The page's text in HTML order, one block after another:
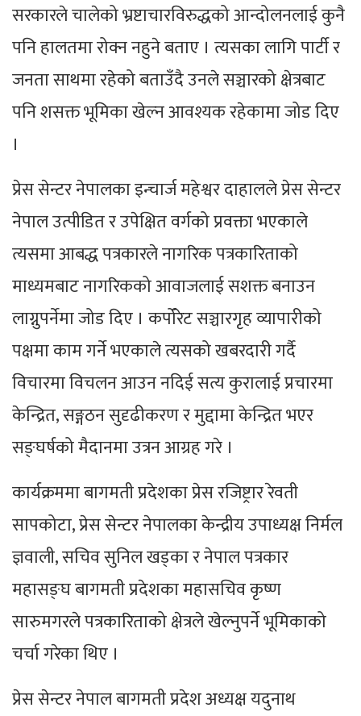
सरकारले चालेको भ्रष्टाचारविरुद्धको आन्दोलनलाई कुनै
पनि हालतमा रोक्न नहुने बताए । त्यसका लागि पार्टी र
जनता साथमा रहेको बताउँदै उनले सञ्चारको क्षेत्रबाट
पनि शसक्त भूमिका खेल्न आवश्यक रहेकामा जोड दिए
।
प्रेस सेन्टर नेपालका इन्चार्ज महेश्वर दाहालले प्रेस सेन्टर
नेपाल उत्पीडित र उपेक्षित वर्गको प्रवक्ता भएकाले
त्यसमा आबद्ध पत्रकारले नागरिक पत्रकारिताको
माध्यमबाट नागरिकको आवाजलाई सशक्त बनाउन
लाग्नुपर्नेमा जोड दिए । कर्पोरेट सञ्चारगृह व्यापारीको
पक्षमा काम गर्ने भएकाले त्यसको खबरदारी गर्दै
विचारमा विचलन आउन नदिई सत्य कुरालाई प्रचारमा
केन्द्रित, सङ्गठन सुदृढीकरण र मुद्दामा केन्द्रित भएर
सङ्घर्षको मैदानमा उत्रन आग्रह गरे ।
कार्यक्रममा बागमती प्रदेशका प्रेस रजिष्ट्रार रेवती
सापकोटा, प्रेस सेन्टर नेपालका केन्द्रीय उपाध्यक्ष निर्मल
ज्ञवाली, सचिव सुनिल खड्का र नेपाल पत्रकार
महासङ्घ बागमती प्रदेशका महासचिव कृष्ण
सारुमगरले पत्रकारिताको क्षेत्रले खेल्नुपर्ने भूमिकाको
चर्चा गरेका थिए ।
प्रेस सेन्टर नेपाल बागमती प्रदेश अध्यक्ष यदुनाथ